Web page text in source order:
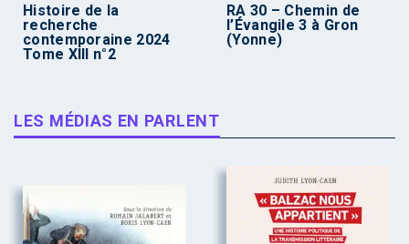
Histoire de la
recherche
contemporaine 2024
Tome XIII n°2
RA 30 – Chemin de
l’Évangile 3 à Gron
(Yonne)
LES MÉDIAS EN PARLENT